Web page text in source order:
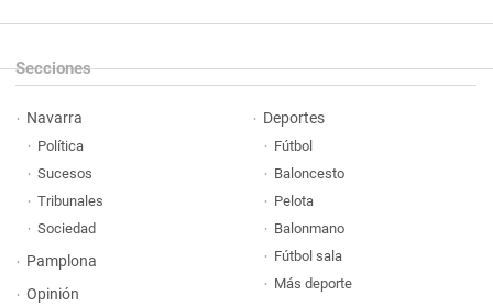
Secciones
Navarra
Política
Sucesos
Tribunales
Sociedad
Pamplona
Opinión
Deportes
Fútbol
Baloncesto
Pelota
Balonmano
Fútbol sala
Más deporte